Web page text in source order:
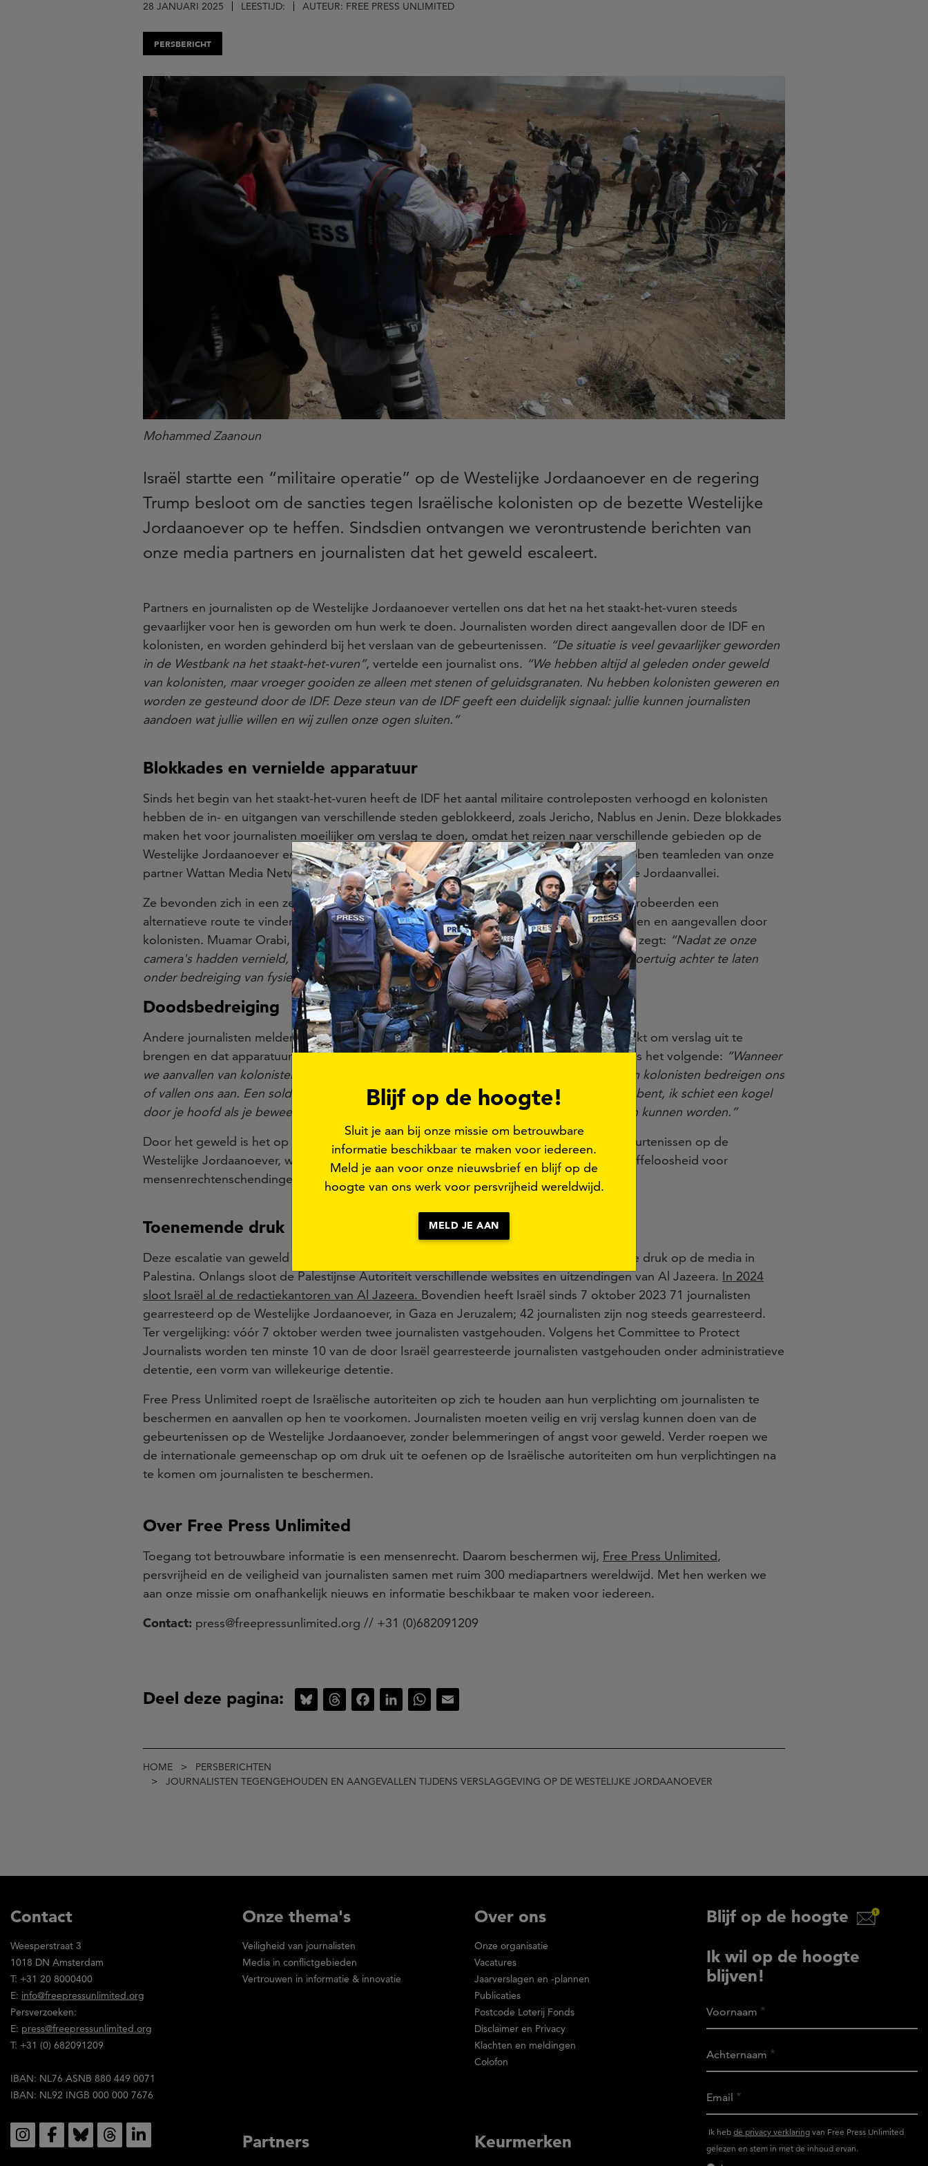
28 JANUARI 2025 LEESTIJD: AUTEUR: FREE PRESS UNLIMITED
PERSBERICHT
Mohammed Zaanoun
Israël startte een “militaire operatie” op de Westelijke Jordaanoever en de regering
Trump besloot om de sancties tegen Israëlische kolonisten op de bezette Westelijke
Jordaanoever op te heffen. Sindsdien ontvangen we verontrustende berichten van
onze media partners en journalisten dat het geweld escaleert.
Partners en journalisten op de Westelijke Jordaanoever vertellen ons dat het na het staakt-het-vuren steeds
gevaarlijker voor hen is geworden om hun werk te doen. Journalisten worden direct aangevallen door de IDF en
kolonisten, en worden gehinderd bij het verslaan van de gebeurtenissen. “De situatie is veel gevaarlijker geworden
in de Westbank na het staakt-het-vuren”, vertelde een journalist ons. “We hebben altijd al geleden onder geweld
van kolonisten, maar vroeger gooiden ze alleen met stenen of geluidsgranaten. Nu hebben kolonisten geweren en
worden ze gesteund door de IDF. Deze steun van de IDF geeft een duidelijk signaal: jullie kunnen journalisten
aandoen wat jullie willen en wij zullen onze ogen sluiten.”
Blokkades en vernielde apparatuur
Sinds het begin van het staakt-het-vuren heeft de IDF het aantal militaire controleposten verhoogd en kolonisten
hebben de in- en uitgangen van verschillende steden geblokkeerd, zoals Jericho, Nablus en Jenin. Deze blokkades
maken het voor journalisten moeilijker om verslag te doen, omdat het reizen naar verschillende gebieden op de
Westelijke Jordaanoever erg gevaarlijk en tijdrovend is. Als gevolg van de blokkades hebben teamleden van onze
partner Wattan Media Network drie dagen vastgezeten na een reportage in Jericho en de Jordaanvallei.
Ze bevonden zich in een zeer onveilige situatie en konden niet terug naar huis. Toen ze probeerden een
alternatieve route te vinden om naar huis terug te keren, werden ze urenlang vastgehouden en aangevallen door
kolonisten. Muamar Orabi, directeur van onze partnerorganisatie Wattan Media Network, zegt: “Nadat ze onze
camera's hadden vernield, werden we gedwongen ons officiële Wattan Media Network voertuig achter te laten
onder bedreiging van fysiek geweld.”
Doodsbedreiging
Andere journalisten melden ook dat ze zijn aangevallen, dat het hen onmogelijk is gemaakt om verslag uit te
brengen en dat apparatuur in beslag is genomen of vernietigd. Een journalist vertelde ons het volgende: “Wanneer
we aanvallen van kolonisten willen verslaan, kunnen we niet in de buurt komen. De IDF en kolonisten bedreigen ons
of vallen ons aan. Een soldaat zei tegen me: 'Het kan me niet schelen of je een journalist bent, ik schiet een kogel
door je hoofd als je beweegt'. We hebben het gevoel dat we elk moment neergeschoten kunnen worden.”
Door het geweld is het op dit moment bijna onmogelijk om verslag te doen van de gebeurtenissen op de
Westelijke Jordaanoever, waardoor een blinde vlek ontstaat en een omgeving waarin straffeloosheid voor
mensenrechtenschendingen kan gedijen.
Toenemende druk
Deze escalatie van geweld tegen journalisten vindt plaats in een context van toenemende druk op de media in
Palestina. Onlangs sloot de Palestijnse Autoriteit verschillende websites en uitzendingen van Al Jazeera. In 2024
sloot Israël al de redactiekantoren van Al Jazeera. Bovendien heeft Israël sinds 7 oktober 2023 71 journalisten
gearresteerd op de Westelijke Jordaanoever, in Gaza en Jeruzalem; 42 journalisten zijn nog steeds gearresteerd.
Ter vergelijking: vóór 7 oktober werden twee journalisten vastgehouden. Volgens het Committee to Protect
Journalists worden ten minste 10 van de door Israël gearresteerde journalisten vastgehouden onder administratieve
detentie, een vorm van willekeurige detentie.
Free Press Unlimited roept de Israëlische autoriteiten op zich te houden aan hun verplichting om journalisten te
beschermen en aanvallen op hen te voorkomen. Journalisten moeten veilig en vrij verslag kunnen doen van de
gebeurtenissen op de Westelijke Jordaanoever, zonder belemmeringen of angst voor geweld. Verder roepen we
de internationale gemeenschap op om druk uit te oefenen op de Israëlische autoriteiten om hun verplichtingen na
te komen om journalisten te beschermen.
Over Free Press Unlimited
Toegang tot betrouwbare informatie is een mensenrecht. Daarom beschermen wij, Free Press Unlimited,
persvrijheid en de veiligheid van journalisten samen met ruim 300 mediapartners wereldwijd. Met hen werken we
aan onze missie om onafhankelijk nieuws en informatie beschikbaar te maken voor iedereen.
Contact: press@freepressunlimited.org // +31 (0)682091209
Deel deze pagina: Bluesky ThreadsFacebookLinkedInWhatsApp
Kruimelpad
HOME
PERSBERICHTEN
JOURNALISTEN TEGENGEHOUDEN EN AANGEVALLEN TIJDENS VERSLAGGEVING OP DE WESTELIJKE JORDAANOEVER
×
Blijf op de hoogte!
Sluit je aan bij onze missie om betrouwbare
informatie beschikbaar te maken voor iedereen.
Meld je aan voor onze nieuwsbrief en blijf op de
hoogte van ons werk voor persvrijheid wereldwijd.
MELD JE AAN
Contact
Weesperstraat 3
1018 DN Amsterdam
T: +31 20 8000400
E: info@freepressunlimited.org
Persverzoeken:
E: press@freepressunlimited.org
T: +31 (0) 682091209
IBAN: NL76 ASNB 880 449 0071
IBAN: NL92 INGB 000 000 7676
Social
Onze thema's
Veiligheid van journalisten
Media in conflictgebieden
Vertrouwen in informatie & innovatie
Over ons
Onze organisatie
Vacatures
Jaarverslagen en -plannen
Publicaties
Postcode Loterij Fonds
Disclaimer en Privacy
Klachten en meldingen
Colofon
Partners Keurmerken
Blijf op de hoogte
Ik wil op de hoogte
blijven!
Voornaam
Achternaam
Email
Ik
heb
Ik heb de privacy verklaring van Free Press Unlimited
gelezen en stem in met de inhoud ervan.